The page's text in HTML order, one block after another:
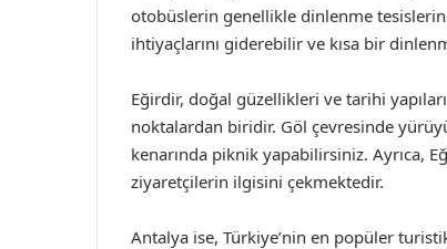
otobüslerin genellikle dinlenme
ihtiyaçlarını giderebilir ve kısa bir
Eğirdir, doğal güzellikleri ve tarihi
noktalardan biridir. Göl çevresinde
kenarında piknik yapabilirsiniz. Ayrıca,
ziyaretçilerin ilgisini çekmektedir.
Antalya ise, Türkiye’nin en popüler